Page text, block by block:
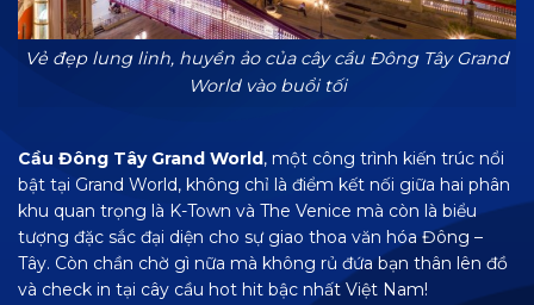
Vẻ đẹp lung linh, huyền ảo của cây cầu Đông Tây Grand
World vào buổi tối
Cầu Đông Tây Grand World, một công trình kiến trúc nổi
bật tại Grand World, không chỉ là điểm kết nối giữa hai phân
khu quan trọng là K-Town và The Venice mà còn là biểu
tượng đặc sắc đại diện cho sự giao thoa văn hóa Đông –
Tây. Còn chần chờ gì nữa mà không rủ đứa bạn thân lên đồ
và check in tại cây cầu hot hit bậc nhất Việt Nam!